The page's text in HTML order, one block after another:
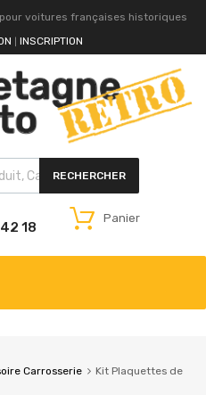
voitures françaises historiques
INSCRIPTION
RECHERCHER
18
Panier
Carrosserie
Kit Plaquettes de